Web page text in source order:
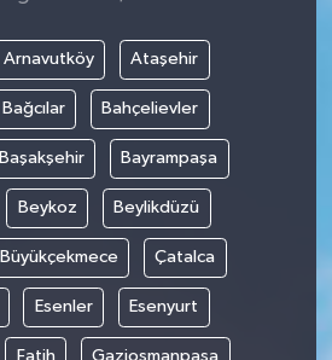
Arnavutköy Ataşehir
Bağcılar Bahçelievler
Başakşehir Bayrampaşa
Beykoz Beylikdüzü
Büyükçekmece Çatalca
Esenler Esenyurt
Fatih Gaziosmanpaşa